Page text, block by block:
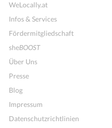
WeLocally.at
Infos & Services
Fördermitgliedschaft
sheBOOST
Über Uns
Presse
Blog
Impressum
Datenschutzrichtlinien